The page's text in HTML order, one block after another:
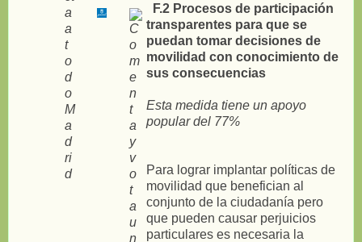
F.2 Procesos de participación
transparentes para que se
puedan tomar decisiones de
movilidad con conocimiento de
sus consecuencias
Esta medida tiene un apoyo
popular del 77%
Para lograr implantar políticas de
movilidad que benefician al
conjunto de la ciudadanía pero
que pueden causar perjuicios
particulares es necesaria la